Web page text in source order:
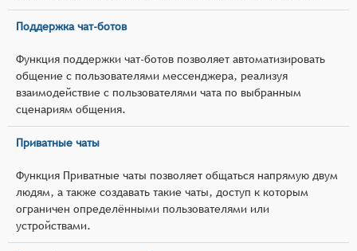
Поддержка чат-ботов
Функция поддержки чат-ботов позволяет автоматизировать
общение с пользователями мессенджера, реализуя
взаимодействие с пользователями чата по выбранным
сценариям общения.
Приватные чаты
Функция Приватные чаты позволяет общаться напрямую двум
людям, а также создавать такие чаты, доступ к которым
ограничен определёнными пользователями или
устройствами.